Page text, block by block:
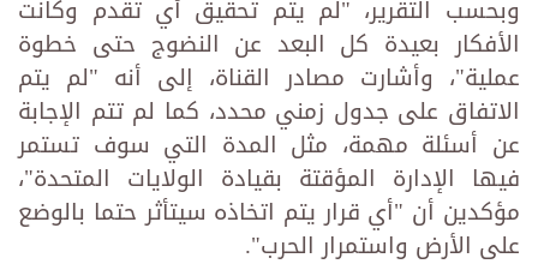
وبحسب التقرير، "لم يتم تحقيق أي تقدم وكانت
الأفكار بعيدة كل البعد عن النضوج حتى خطوة
عملية"، وأشارت مصادر القناة، إلى أنه "لم يتم
الاتفاق على جدول زمني محدد، كما لم تتم الإجابة
عن أسئلة مهمة، مثل المدة التي سوف تستمر
فيها الإدارة المؤقتة بقيادة الولايات المتحدة"،
مؤكدين أن "أي قرار يتم اتخاذه سيتأثر حتما بالوضع
على الأرض واستمرار الحرب".